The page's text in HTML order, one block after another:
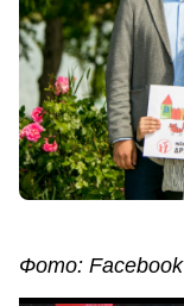
Фото: Facebook